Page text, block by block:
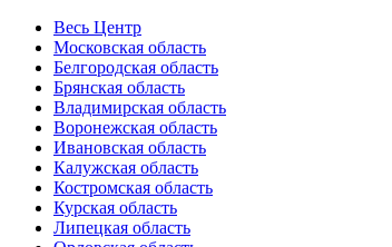
Весь Центр
Московская область
Белгородская область
Брянская область
Владимирская область
Воронежская область
Ивановская область
Калужская область
Костромская область
Курская область
Липецкая область